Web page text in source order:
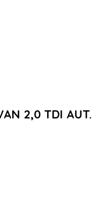
2,0 TDI AUT.